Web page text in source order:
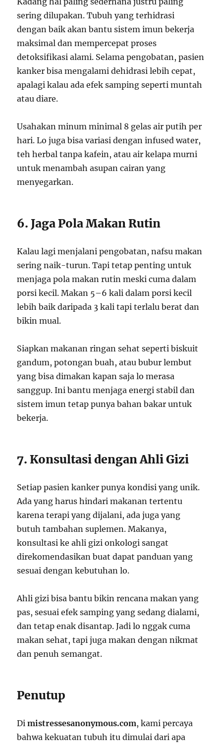
sering dilupakan. Tubuh yang terhidrasi
dengan baik akan bantu sistem imun bekerja
maksimal dan mempercepat proses
detoksifikasi alami. Selama pengobatan, pasien
kanker bisa mengalami dehidrasi lebih cepat,
apalagi kalau ada efek samping seperti muntah
atau diare.
Usahakan minum minimal 8 gelas air putih per
hari. Lo juga bisa variasi dengan infused water,
teh herbal tanpa kafein, atau air kelapa murni
untuk menambah asupan cairan yang
menyegarkan.
6. Jaga Pola Makan Rutin
Kalau lagi menjalani pengobatan, nafsu makan
sering naik-turun. Tapi tetap penting untuk
menjaga pola makan rutin meski cuma dalam
porsi kecil. Makan 5–6 kali dalam porsi kecil
lebih baik daripada 3 kali tapi terlalu berat dan
bikin mual.
Siapkan makanan ringan sehat seperti biskuit
gandum, potongan buah, atau bubur lembut
yang bisa dimakan kapan saja lo merasa
sanggup. Ini bantu menjaga energi stabil dan
sistem imun tetap punya bahan bakar untuk
bekerja.
7. Konsultasi dengan Ahli Gizi
Setiap pasien kanker punya kondisi yang unik.
Ada yang harus hindari makanan tertentu
karena terapi yang dijalani, ada juga yang
butuh tambahan suplemen. Makanya,
konsultasi ke ahli gizi onkologi sangat
direkomendasikan buat dapat panduan yang
sesuai dengan kebutuhan lo.
Ahli gizi bisa bantu bikin rencana makan yang
pas, sesuai efek samping yang sedang dialami,
dan tetap enak disantap. Jadi lo nggak cuma
makan sehat, tapi juga makan dengan nikmat
dan penuh semangat.
Penutup
Dimistressesanonymous.com, kami percaya
bahwa kekuatan tubuh itu dimulai dari apa